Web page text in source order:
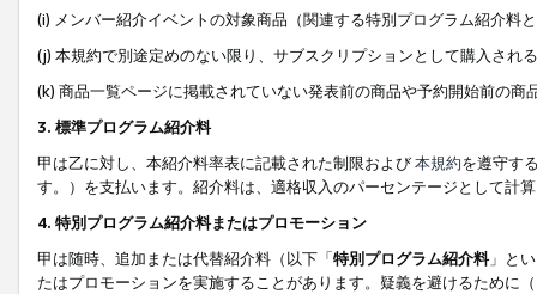
(i) メンバー紹介イベントの対象商品（関連する特別プログラム紹介料
(j) 本規約で別途定めのない限り、サブスクリプションとして購入され
(k) 商品一覧ページに掲載されていない発表前の商品や予約開始前の商
3. 標準プログラム紹介料
甲は乙に対し、本紹介料率表に記載された制限および本規約を遵守す
す。）を支払います。紹介料は、適格収入のパーセンテージとして計
4. 特別プログラム紹介料またはプロモーション
甲は随時、追加または代替紹介料（以下「特別プログラム紹介料」と
たはプロモーションを実施することがあります。疑義を避けるために